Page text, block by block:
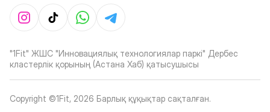
"1Fit" ЖШС "Инновациялық технологиялар паркі" Дербес
кластерлік қорының (Астана Хаб) қатысушысы
Copyright ©1Fit, 2026 Барлық құқықтар сақталған.